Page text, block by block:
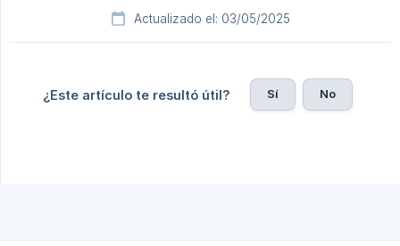
Actualizado el: 03/05/2025
¿Este artículo te resultó útil? Sí No